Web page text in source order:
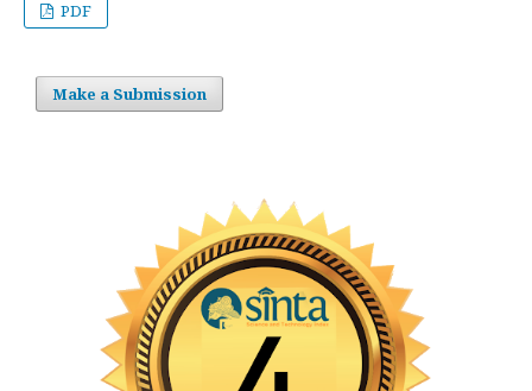
PDF
Make a Submission